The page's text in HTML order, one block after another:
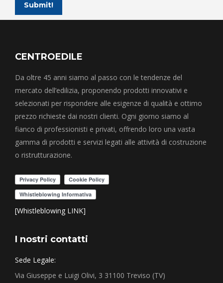
Submit!
CENTROEDILE
Da oltre 45 anni siamo al passo con le tendenze del
mercato dell’edilizia, proponendo prodotti innovativi e
selezionati per rispondere alle esigenze di qualità e ottimo
prezzo richieste dai nostri clienti. Ogni giorno siamo al
fianco di professionisti e privati, offrendo loro una vasta
gamma di prodotti e servizi legati alle attività di costruzione
o ristrutturazione.
[Whistleblowing LINK]
I nostri contatti
Sede Legale:
Via Giuseppe e Luigi Olivi, 3 31100 Treviso (TV)